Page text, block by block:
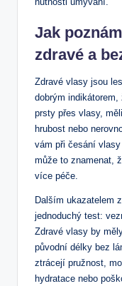
Jak
zdravé a
Zdravé vlasy jsou
dobrým
prsty přes vlasy,
hrubost nebo
vám ⁣při česání
může​ to znamenat,
více ​péče.
Dalším ukazatelem‌
jednoduchý test:⁤
Zdravé vlasy by
původní délky bez
ztrácejí pružnost,
hydratace nebo